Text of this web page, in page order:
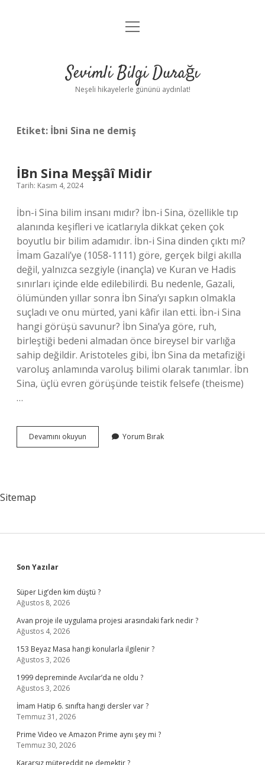
Anasayfa
Yasal Uyarı
menüyü
Sevimli Bilgi Durağı
Neşeli hikayelerle gününü aydınlat!
Etiket: İbni Sina ne demiş
İBn Sina Meşşâî Midir
Tarih: Kasım 4, 2024
İbn-i Sina bilim insanı mıdır? İbn-i Sina, özellikle tıp
alanında keşifleri ve icatlarıyla dikkat çeken çok
boyutlu bir bilim adamıdır. İbn-i Sina dinden çıktı mı?
İmam Gazali’ye (1058-1111) göre, gerçek bilgi akılla
değil, yalnızca sezgiyle (inançla) ve Kuran ve Hadis
sınırları içinde elde edilebilirdi. Bu nedenle, Gazali,
ölümünden yıllar sonra İbn Sina’yı sapkın olmakla
suçladı ve onu mürted, yani kâfir ilan etti. İbn-i Sina
hangi görüşü savunur? İbn Sina’ya göre, ruh,
birleştiği bedeni almadan önce bireysel bir varlığa
sahip değildir. Aristoteles gibi, İbn Sina da metafiziği
varoluş anlamında varoluş bilimi olarak tanımlar. İbn
Sina, üçlü evren görüşünde teistik felsefe (theisme)
…
Devamını okuyun
Sina
Yorum Bırak
Sitemap
Sidebar
Son Yazılar
Süper Lig’den kim düştü ?
Ağustos 8, 2026
Avan proje ile uygulama projesi arasındaki fark nedir ?
Ağustos 4, 2026
153 Beyaz Masa hangi konularla ilgilenir ?
Ağustos 3, 2026
1999 depreminde Avcılar’da ne oldu ?
Ağustos 3, 2026
İmam Hatip 6. sınıfta hangi dersler var ?
Temmuz 31, 2026
Prime Video ve Amazon Prime aynı şey mi ?
Temmuz 30, 2026
Kararsız mütereddit ne demektir ?